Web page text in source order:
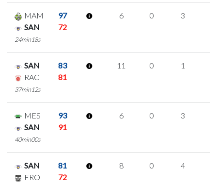
MAM
97
SAN
72
24min18s
6 0 3
SAN
83
RAC
81
37min12s
11 0 1
MES
93
SAN
91
40min00s
6 0 3
SAN
81
FRO
72
8 0 4